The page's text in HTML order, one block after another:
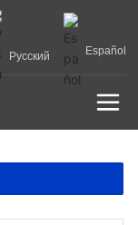
Русский Español